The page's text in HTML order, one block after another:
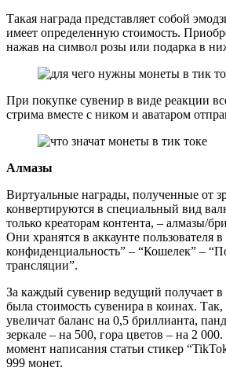
Такая награда представляет собой
имеет определенную стоимость.
нажав на символ розы или подарка в
При покупке сувенир в виде реакции
стрима вместе с ником и аватаром
Алмазы
Виртуальные награды, полученные от
конвертируются в специальный вид
только креаторам контента, – алмазы/
Они хранятся в аккаунте пользователя
конфиденциальность” – “Кошелек” –
трансляции”.
За каждый сувенир ведущий получает в
была стоимость сувенира в коинах. Так,
увеличат баланс на 0,5 бриллианта,
зеркале – на 500, гора цветов – на 2
момент написания статьи стикер
999 монет.